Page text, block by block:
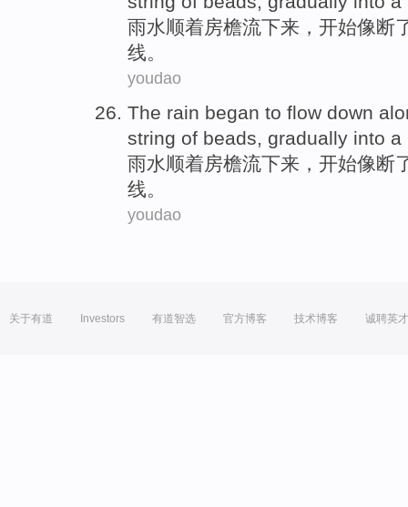
雨水顺着房檐流下来 ， 开始像断
线。
youdao
The rain began to flow down
string of beads, gradually into a
雨水顺着房檐流下来 ， 开始像断
线。
youdao
关于有道 Investors 有道智选 官方博客 技术博客 诚聘英才